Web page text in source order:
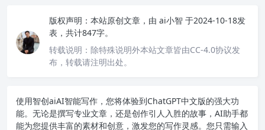
版权声明： 本站原创文章，由 ai小智 于2024-10-18发
表，共计847字。
转载说明： 除特殊说明外本站文章皆由CC-4.0协议发
布，转载请注明出处。
使用智创aiAI智能写作 ，您将体验到ChatGPT中文版的强大功
能。无论是撰写专业文章，还是创作引人入胜的故事，AI助手都
能为您提供丰富的素材和创意，激发您的写作灵感。您只需输入